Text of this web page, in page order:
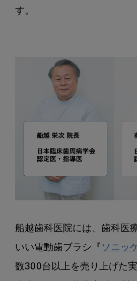
お
と
関
係
船越歯科医院には、歯科医
いい電動歯ブラシ『 ソニッ
数300台以上を売り上げた